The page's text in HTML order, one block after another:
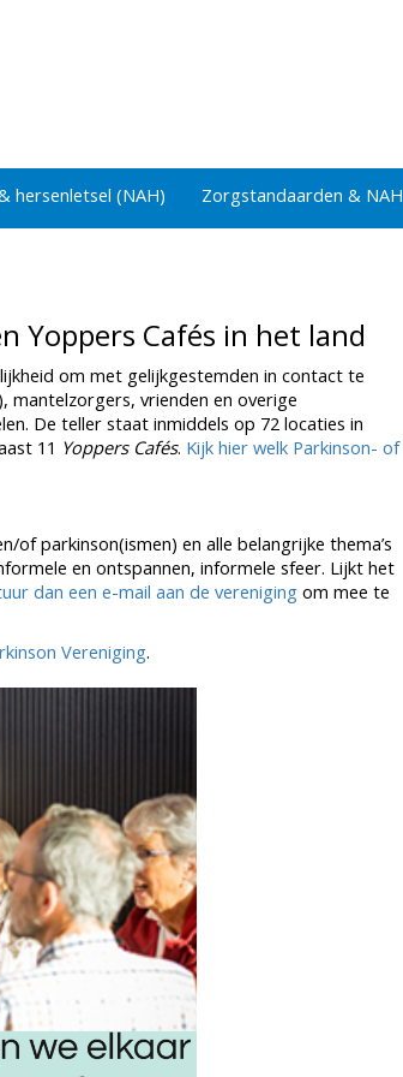
hersenletsel (NAH) Zorgstandaarden & NAH
Yoppers Cafés in het land
om met gelijkgestemden in contact te
mantelzorgers, vrienden en overige
De teller staat inmiddels op 72 locaties in
11 Yoppers Cafés. Kijk hier welk Parkinson- of
parkinson(ismen) en alle belangrijke thema’s
en ontspannen, informele sfeer. Lijkt het
dan een e-mail aan de verenigingom mee te
Vereniging.